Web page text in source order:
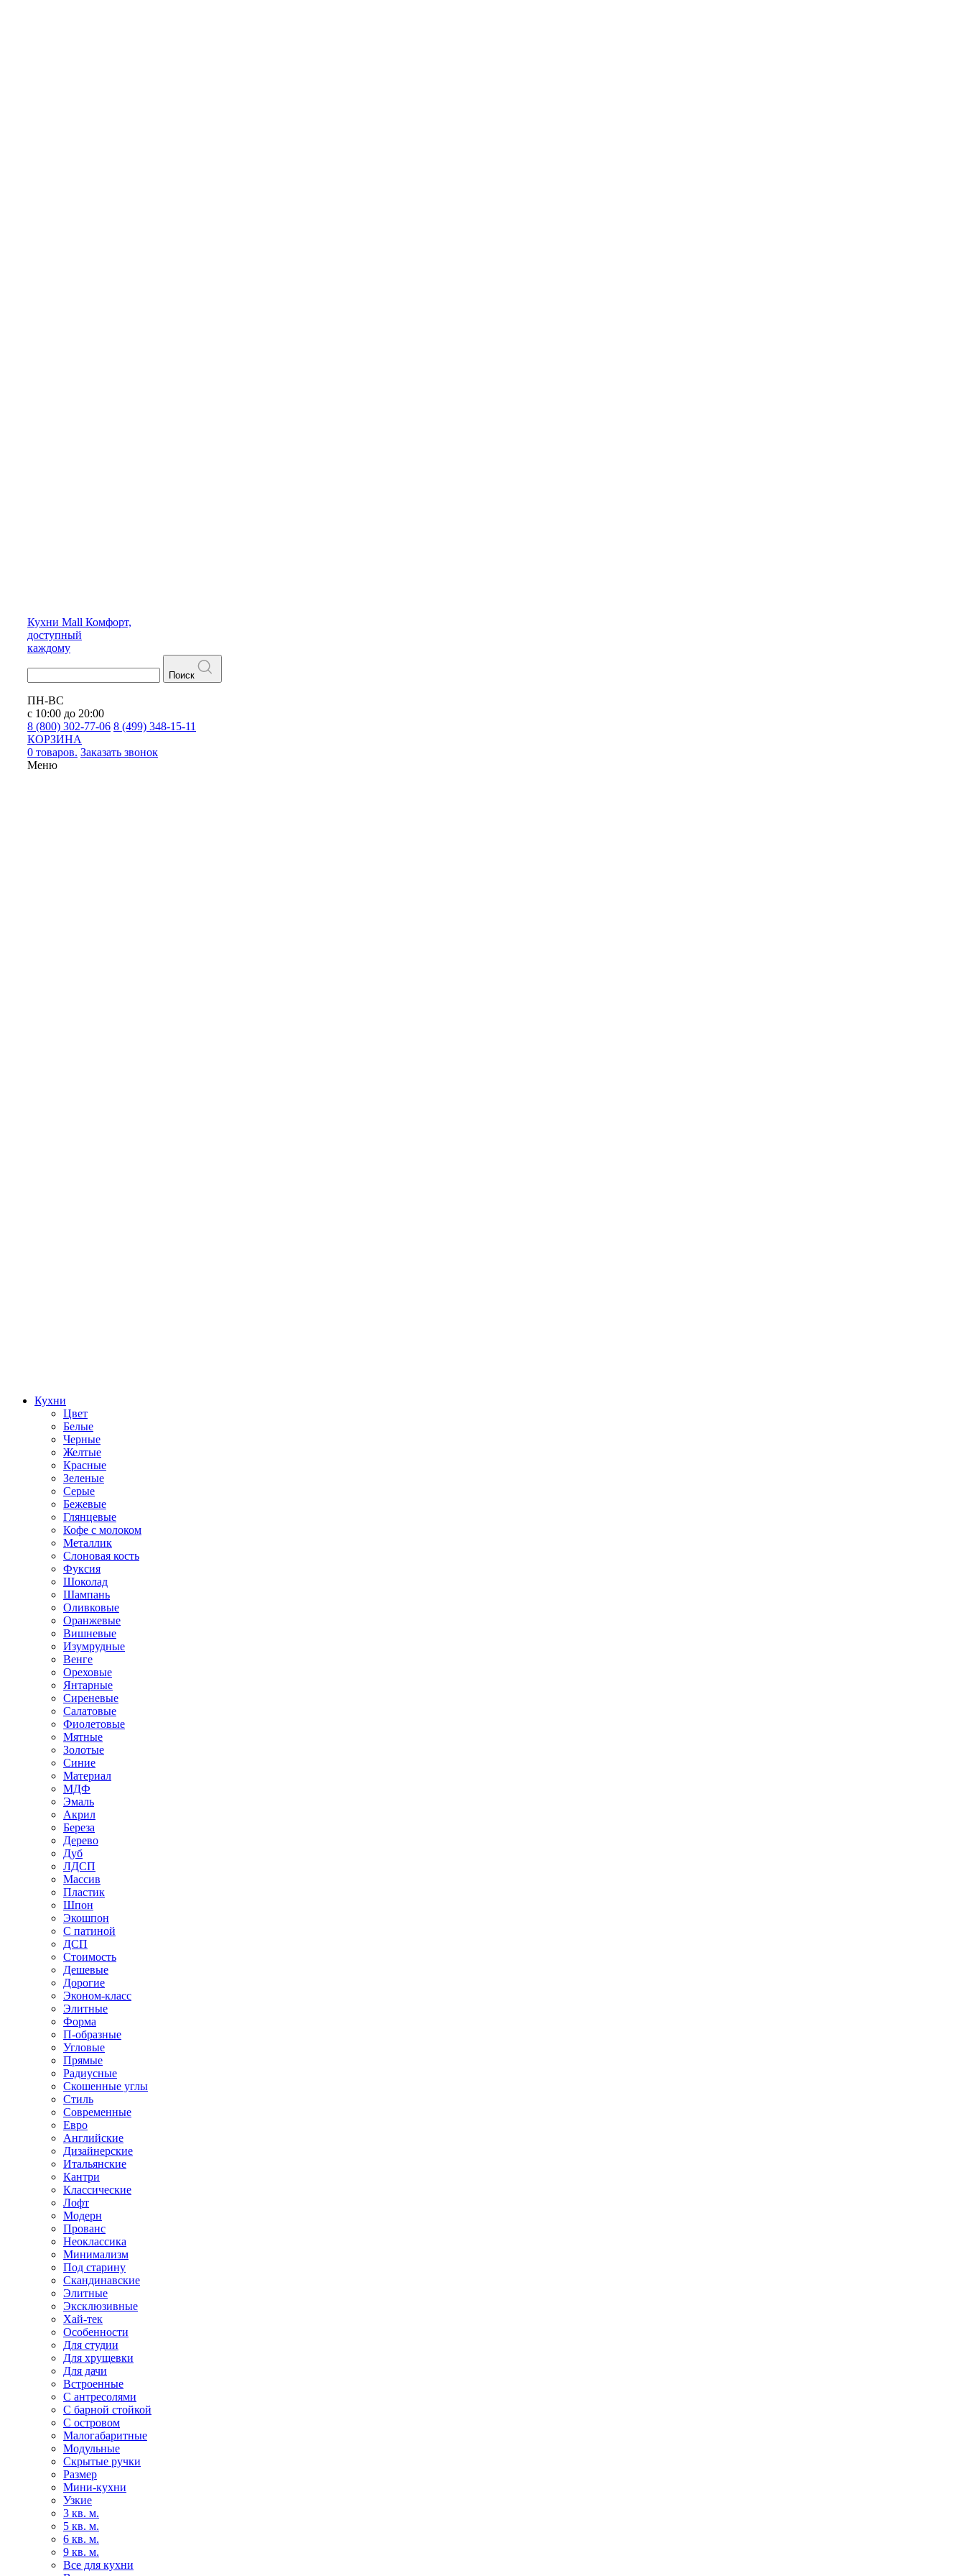
Кухни Mall Комфорт,
доступный
каждому
Поиск
ПН-ВС
с 10:00 до 20:00
8 (800) 302-77-06 8 (499) 348-15-11
КОРЗИНА
0 товаров. Заказать звонок
Меню
Кухни
Цвет
Белые
Черные
Желтые
Красные
Зеленые
Серые
Бежевые
Глянцевые
Кофе с молоком
Металлик
Слоновая кость
Фуксия
Шоколад
Шампань
Оливковые
Оранжевые
Вишневые
Изумрудные
Венге
Ореховые
Янтарные
Сиреневые
Салатовые
Фиолетовые
Мятные
Золотые
Синие
Материал
МДФ
Эмаль
Акрил
Береза
Дерево
Дуб
ЛДСП
Массив
Пластик
Шпон
Экошпон
С патиной
ДСП
Стоимость
Дешевые
Дорогие
Эконом-класс
Элитные
Форма
П-образные
Угловые
Прямые
Радиусные
Скошенные углы
Стиль
Современные
Евро
Английские
Дизайнерские
Итальянские
Кантри
Классические
Лофт
Модерн
Прованс
Неоклассика
Минимализм
Под старину
Скандинавские
Элитные
Эксклюзивные
Хай-тек
Особенности
Для студии
Для хрущевки
Для дачи
Встроенные
С антресолями
С барной стойкой
С островом
Малогабаритные
Модульные
Скрытые ручки
Размер
Мини-кухни
Узкие
3 кв. м.
5 кв. м.
6 кв. м.
9 кв. м.
Все для кухни